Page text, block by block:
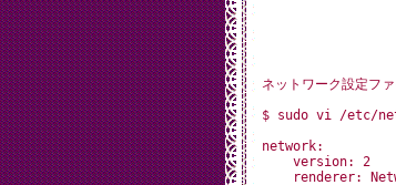
ネットワーク設定ファ
$ sudo vi /etc/
network:
    version: 2
renderer: